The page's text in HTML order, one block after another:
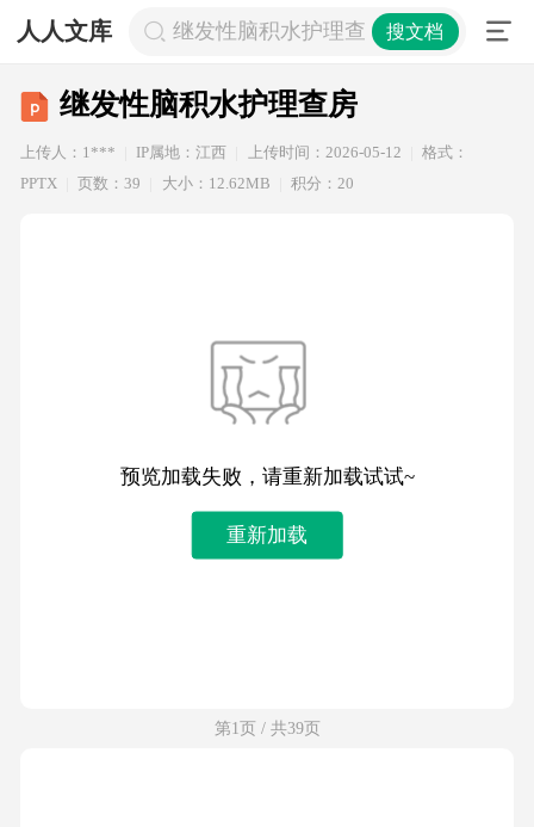
人人文库 继发性脑积水护理查房搜文档
继发性脑积水护理查房
上传人：1*** IP属地：江西 上传时间：2026-05-12
格式：
PPTX
页数：39 大小：12.62MB 积分：20
预览加载失败，请重新加载试试~
重新加载
第1页 / 共39页